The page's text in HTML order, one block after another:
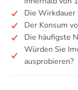
Die
Der Konsum
Die häufigste
Würden Sie
ausprobieren?